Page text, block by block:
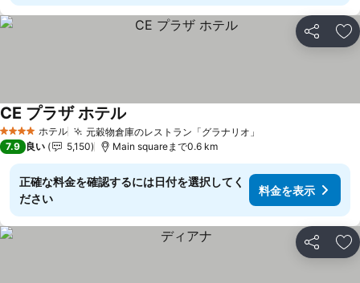
シェア お
4 ホテルのランク
ホテル 元穀物倉庫のレストラン「グラナリオ」
CE プラザ ホテル
7.9 良い 5,150 Main squareまで0.6 km
正確な料金を確認するには日付を選択してく
ださい
料金を表示
シェア お